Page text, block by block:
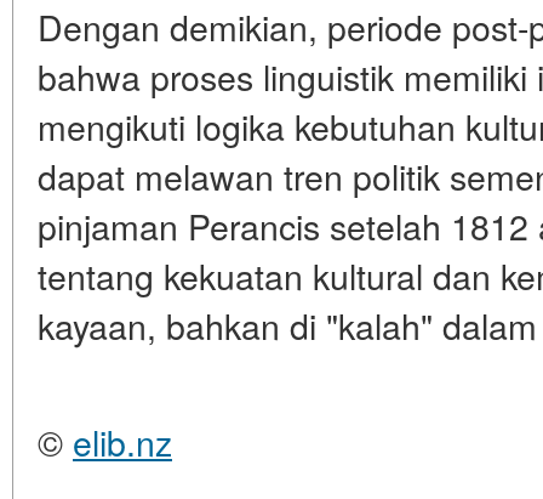
Dengan demikian, periode
bahwa proses linguistik
mengikuti logika kebutuhan
dapat melawan tren politik
pinjaman Perancis setelah
tentang kekuatan kultural dan
kayaan, bahkan di "kalah"
© elib.nz